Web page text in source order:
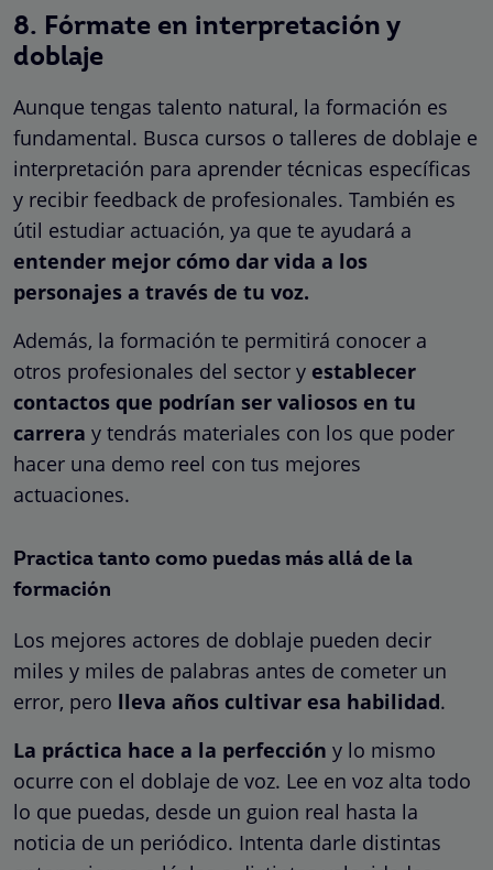
8. Fórmate en interpretación y
doblaje
Aunque tengas talento natural, la formación es
fundamental. Busca cursos o talleres de doblaje e
interpretación para aprender técnicas específicas
y recibir feedback de profesionales. También es
útil estudiar actuación, ya que te ayudará a
entender mejor cómo dar vida a los
personajes a través de tu voz.
Además, la formación te permitirá conocer a
otros profesionales del sector y establecer
contactos que podrían ser valiosos en tu
carrera y tendrás materiales con los que poder
hacer una demo reel con tus mejores
actuaciones.
Practica tanto como puedas más allá de la
formación
Los mejores actores de doblaje pueden decir
miles y miles de palabras antes de cometer un
error, pero lleva años cultivar esa habilidad.
La práctica hace a la perfección y lo mismo
ocurre con el doblaje de voz. Lee en voz alta todo
lo que puedas, desde un guion real hasta la
noticia de un periódico. Intenta darle distintas